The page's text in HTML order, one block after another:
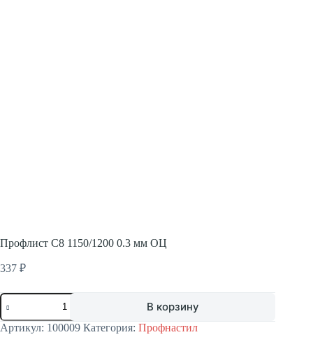
Профлист С8 1150/1200 0.3 мм ОЦ
337 ₽
Количество
товара
Профлист
С8
В корзину
Артикул: 100009 Категория: Профнастил